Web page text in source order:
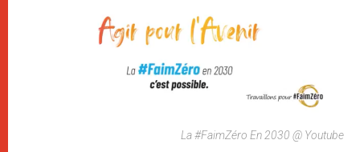
La #FaimZéro En 2030 @ Youtube